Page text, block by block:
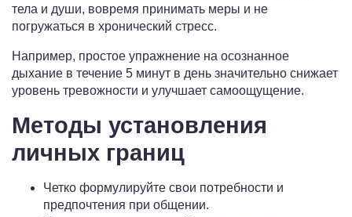
тела и души, вовремя принимать меры и не
погружаться в хронический стресс.
Например, простое упражнение на осознанное
дыхание в течение 5 минут в день значительно снижает
уровень тревожности и улучшает самоощущение.
Методы установления
личных границ
Четко формулируйте свои потребности и
предпочтения при общении.